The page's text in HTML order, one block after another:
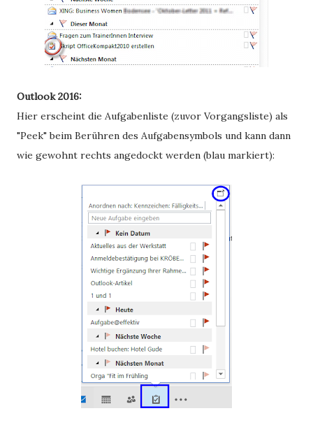
Outlook 2016:
Hier erscheint die Aufgabenliste (zuvor Vorgangsliste) als
"Peek" beim Berühren des Aufgabensymbols und kann dann
wie gewohnt rechts angedockt werden (blau markiert):